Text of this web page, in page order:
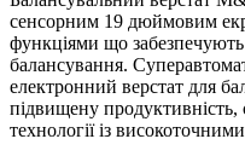
сенсорним 19 дюймовим
функціями що забезпечують
балансування.
електронний верстат для
підвищену продуктивність,
технології із